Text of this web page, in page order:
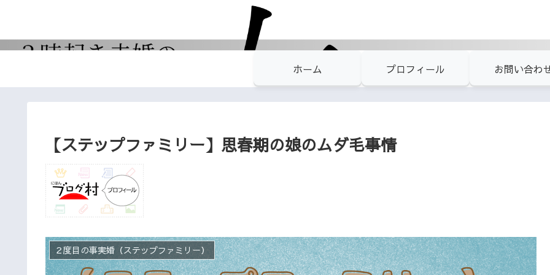
ホーム プロフィール お問い合わ
【ステップファミリー】思春期の娘のムダ毛事情
２度目の事実婚（ステップファミリー）